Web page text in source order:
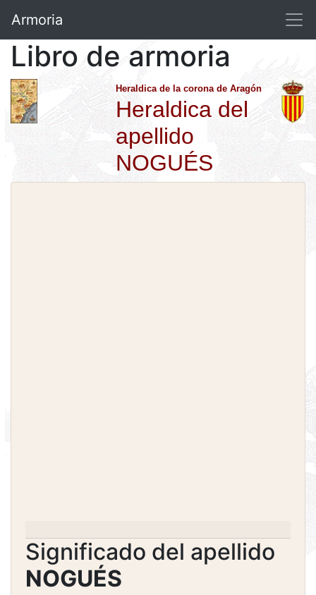
Armoria
Libro de armoria
Heraldica de la corona de Aragón
Heraldica del
apellido
NOGUÉS
Significado del apellido
NOGUÉS